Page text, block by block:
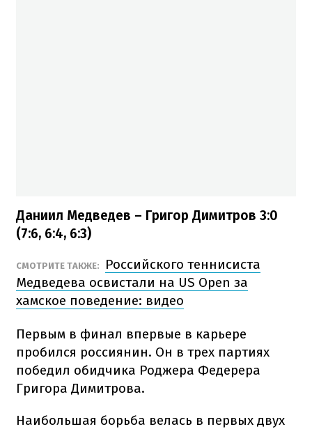
Даниил Медведев – Григор Димитров 3:0
(7:6, 6:4, 6:3)
СМОТРИТЕ ТАКЖЕ:
Российского теннисиста
Медведева освистали на US Open за
хамское поведение: видео
Первым в финал впервые в карьере
пробился россиянин. Он в трех партиях
победил обидчика Роджера Федерера
Григора Димитрова.
Наибольшая борьба велась в первых двух